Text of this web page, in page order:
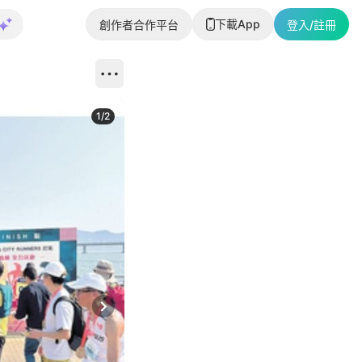
創作者合作平台 下載App 登入/註冊
Next slide
1/2